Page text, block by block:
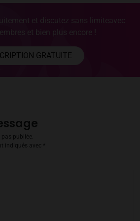
et discutez sans limiteavec
et bien plus encore !
GRATUITE
pas publiée.
indiqués avec *